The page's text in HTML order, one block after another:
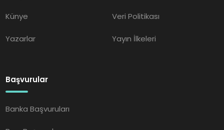
Künye
Yazarlar
Veri Politikası
Yayın İlkeleri
Başvurular
Banka Başvuruları